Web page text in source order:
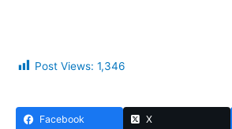
Post Views: 1,346
Facebook X